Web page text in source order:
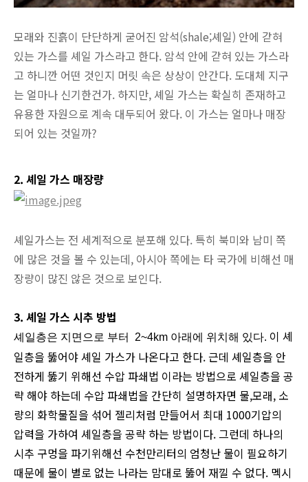
모래와 진흙이 단단하게 굳어진 암석(shale;셰일) 안에 갇혀
있는 가스를 셰일 가스라고 한다. 암석 안에 갇혀 있는 가스라
고 하니깐 어떤 것인지 머릿 속은 상상이 안간다. 도대체 지구
는 얼마나 신기한건가. 하지만, 셰일 가스는 확실히 존재하고
유용한 자원으로 계속 대두되어 왔다. 이 가스는 얼마나 매장
되어 있는 것일까?
2. 셰일 가스 매장량
셰일가스는 전 세계적으로 분포해 있다. 특히 북미와 남미 쪽
에 많은 것을 볼 수 있는데, 아시아 쪽에는 타 국가에 비해선 매
장량이 많진 않은 것으로 보인다.
3. 셰일 가스 시추 방법
셰일층은 지면으로 부터 2~4km 아래에 위치해 있다. 이 셰
일층을 뚫어야 셰일 가스가 나온다고 한다.근데 셰일층을 안
전하게 뚫기 위해선 수압 파쇄법 이라는 방법으로 셰일층을 공
략 해야 하는데 수압 파쇄법을 간단히 설명하자면 물,모래, 소
량의 화학물질을 섞어 젤리처럼 만들어서 최대 1000기압의
압력을 가하여 셰일층을 공략 하는 방법이다. 그런데 하나의
시추 구멍을 파기위해선 수천만리터의 엄청난 물이 필요하기
때문에 물이 별로 없는 나라는 맘대로 뚫어 재낄 수 없다. 멕시